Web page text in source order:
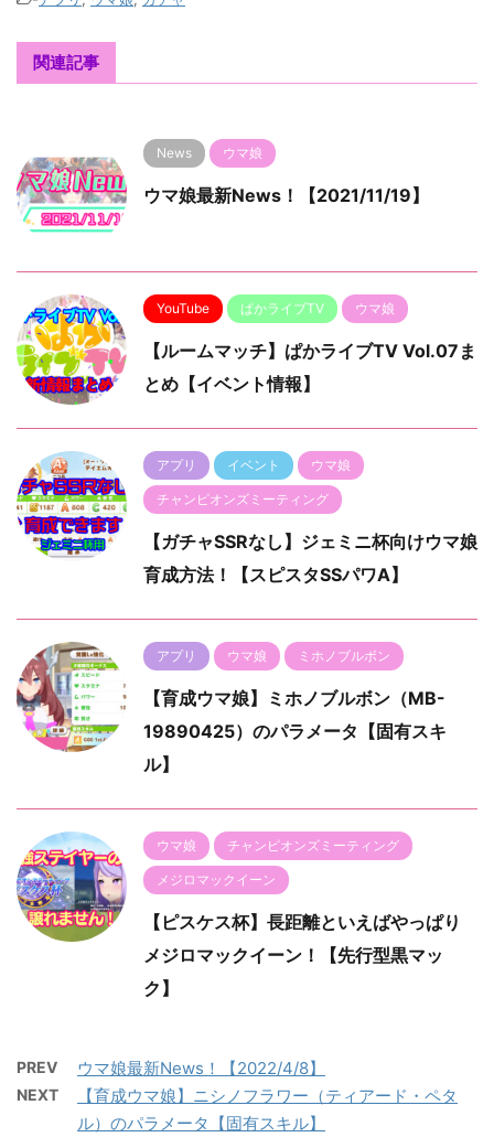
関連記事
News ウマ娘
ウマ娘最新News！【2021/11/19】
YouTube ぱかライブTV ウマ娘
【ルームマッチ】ぱかライブTV Vol.07ま
とめ【イベント情報】
アプリ イベント ウマ娘
チャンピオンズミーティング
【ガチャSSRなし】ジェミニ杯向けウマ娘
育成方法！【スピスタSSパワA】
アプリ ウマ娘 ミホノブルボン
【育成ウマ娘】ミホノブルボン（MB-
19890425）のパラメータ【固有スキ
ル】
ウマ娘 チャンピオンズミーティング
メジロマックイーン
【ピスケス杯】長距離といえばやっぱり
メジロマックイーン！【先行型黒マッ
ク】
PREV ウマ娘最新News！【2022/4/8】
NEXT
【育成ウマ娘】ニシノフラワー（ティアード・ペタ
ル）のパラメータ【固有スキル】